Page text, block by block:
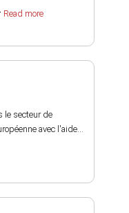
Read more
le secteur de
avec l'aide...